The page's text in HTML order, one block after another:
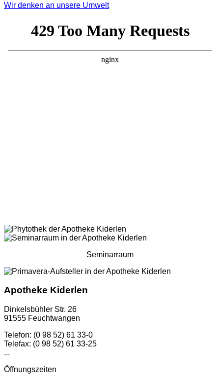
Wir denken an unsere Umwelt
Seminarraum
Apotheke Kiderlen
Dinkelsbühler Str. 26
91555 Feuchtwangen
Telefon: (0 98 52) 61 33-0
Telefax: (0 98 52) 61 33-25
...
Öffnungszeiten